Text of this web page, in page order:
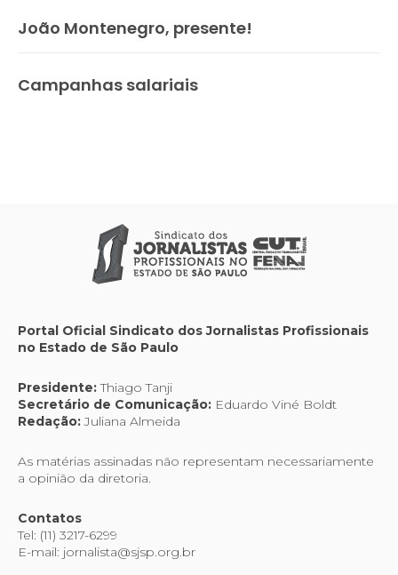
João Montenegro, presente!
Campanhas salariais
Portal Oficial Sindicato dos Jornalistas Profissionais
no Estado de São Paulo
Presidente:Thiago Tanji
Secretário de Comunicação: Eduardo Viné Boldt
Redação:Juliana Almeida
As matérias assinadas não representam necessariamente
a opinião da diretoria.
Contatos
Tel: (11) 3217-6299
E-mail: jornalista@sjsp.org.br